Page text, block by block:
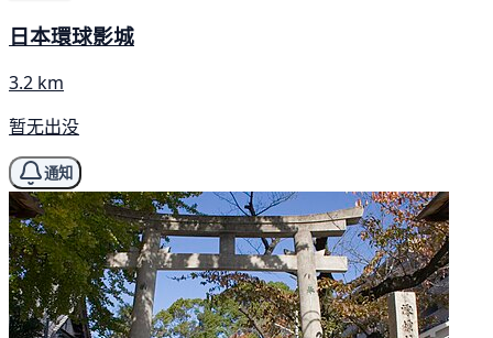
日本環球影城
3.2 km
暂无出没
通知